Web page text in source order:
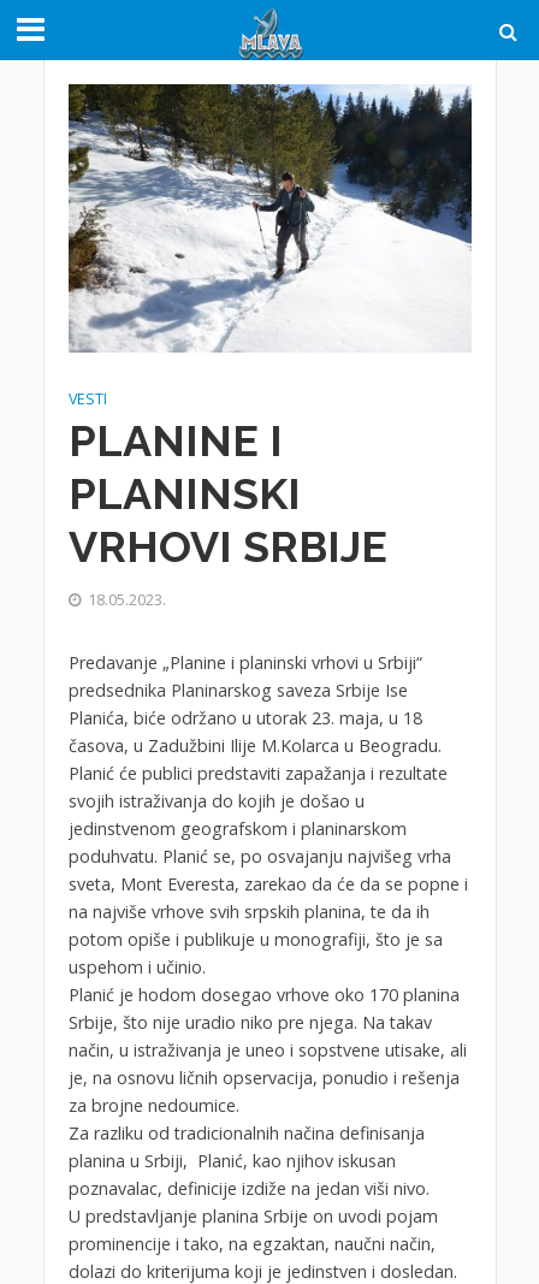
VESTI
PLANINE I
PLANINSKI
VRHOVI SRBIJE
18.05.2023.
Predavanje „Planine i planinski vrhovi u Srbiji“
predsednika Planinarskog saveza Srbije Ise
Planića, biće održano u utorak 23. maja, u 18
časova, u Zadužbini Ilije M.Kolarca u Beogradu.
Planić će publici predstaviti zapažanja i rezultate
svojih istraživanja do kojih je došao u
jedinstvenom geografskom i planinarskom
poduhvatu. Planić se, po osvajanju najvišeg vrha
sveta, Mont Everesta, zarekao da će da se popne i
na najviše vrhove svih srpskih planina, te da ih
potom opiše i publikuje u monografiji, što je sa
uspehom i učinio.
Planić je hodom dosegao vrhove oko 170 planina
Srbije, što nije uradio niko pre njega. Na takav
način, u istraživanja je uneo i sopstvene utisake, ali
je, na osnovu ličnih opservacija, ponudio i rešenja
za brojne nedoumice.
Za razliku od tradicionalnih načina definisanja
planina u Srbiji, Planić, kao njihov iskusan
poznavalac, definicije izdiže na jedan viši nivo.
U predstavljanje planina Srbije on uvodi pojam
prominencije i tako, na egzaktan, naučni način,
dolazi do kriterijuma koji je jedinstven i dosledan.